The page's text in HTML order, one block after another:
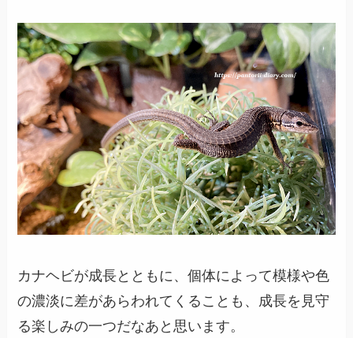
カナヘビが成長とともに、個体によって模様や色
の濃淡に差があらわれてくることも、成長を見守
る楽しみの一つだなあと思います。